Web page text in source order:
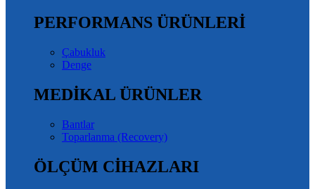
PERFORMANS ÜRÜNLERİ
Çabukluk
Denge
MEDİKAL ÜRÜNLER
Bantlar
Toparlanma (Recovery)
ÖLÇÜM CİHAZLARI